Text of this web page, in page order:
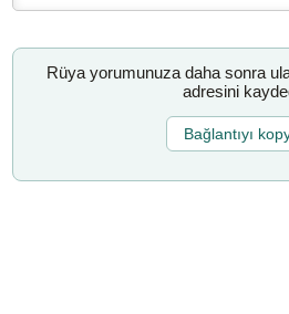
Rüya yorumunuza daha sonra
adresini
Bağlantıyı